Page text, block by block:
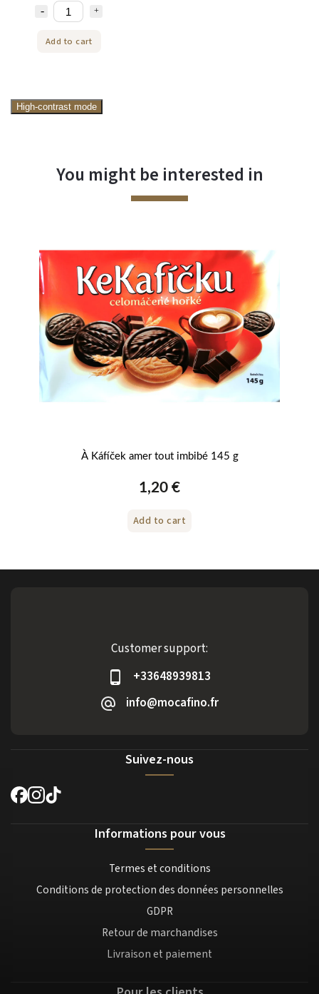
Add to cart
High-contrast mode
You might be interested in
À Káfíček amer tout imbibé 145 g
1,20 €
Add to cart
Customer support:
+33648939813
info@mocafino.fr
Suivez-nous
Informations pour vous
Termes et conditions
Conditions de protection des données personnelles
GDPR
Retour de marchandises
Livraison et paiement